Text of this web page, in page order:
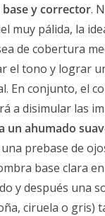
base y corrector.
muy pálida, la
de cobertura
el tono y lograr
En conjunto, el
a disimular las
un ahumado
prebase de
base clara
y después una
ciruela o gris)